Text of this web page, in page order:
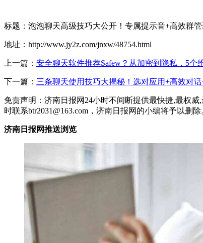
标题：泡泡聊天高级技巧大公开！专属提示音+高效群
地址：http://www.jy2z.com/jnxw/48754.html
上一篇： 安全聊天软件推荐Safew？从加密到隐私，5个
下一篇： 三条聊天使用技巧大揭秘！选对应用+高效对话
免责声明：济南日报网24小时不间断提供最快捷,最权
时联系btr2031@163.com，济南日报网的小编将予以删除
济南日报网推送浏览